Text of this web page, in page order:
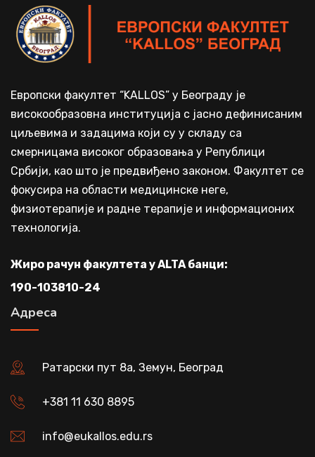
Европски факултет “KALLOS” у Београду је
високообразовна институција с јасно дефинисаним
циљевима и задацима који су у складу са
смерницама високог образовања у Републици
Србији, као што је предвиђено законом. Факултет се
фокусира на области медицинске неге,
физиотерапије и радне терапије и информационих
технологија.
Жиро рачун факултета у ALTA банци:
190-103810-24
Адреса
Ратарски пут 8а, Земун, Београд
+381 11 630 8895
info@eukallos.edu.rs